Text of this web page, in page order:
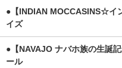
●【INDIAN MOCCASINS☆イ
イズ
●【NAVAJO ナバホ族の生誕
ール